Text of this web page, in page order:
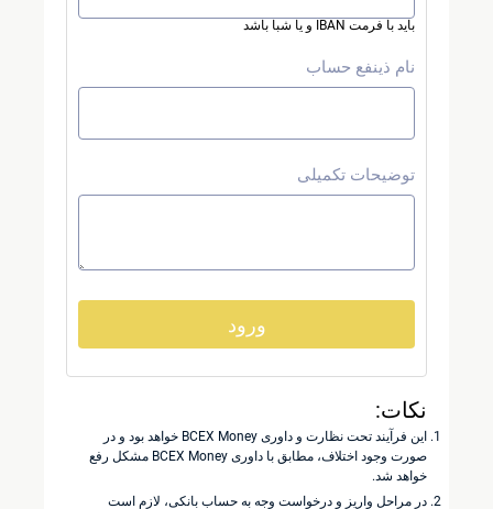
باید با فرمت IBAN و یا شبا باشد
نام ذینفع حساب
توضیحات تکمیلی
ورود
نکات:
این فرآیند تحت نظارت و داوری BCEX Money خواهد بود و در
صورت وجود اختلاف، مطابق با داوری BCEX Money مشکل رفع
خواهد شد.
در مراحل واریز و درخواست وجه به حساب بانکی، لازم است